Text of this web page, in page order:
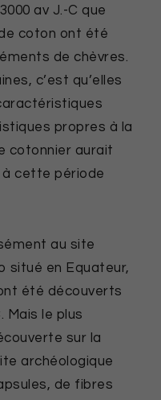
av J.-C que
coton ont été
de chèvres.
c’est qu’elles
propres à la
cotonnier aurait
à cette période
au site
situé en Equateur,
été découverts
Mais le plus
sur la
archéologique
de fibres